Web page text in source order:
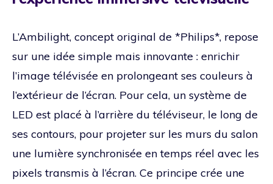
L’Ambilight, concept original de *Philips*, repose
sur une idée simple mais innovante : enrichir
l’image télévisée en prolongeant ses couleurs à
l’extérieur de l’écran. Pour cela, un système de
LED est placé à l’arrière du téléviseur, le long de
ses contours, pour projeter sur les murs du salon
une lumière synchronisée en temps réel avec les
pixels transmis à l’écran. Ce principe crée une